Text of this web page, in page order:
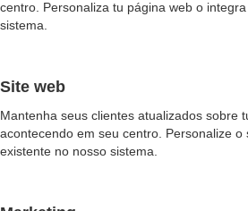
centro. Personaliza tu página web o
sistema.
Site web
Mantenha seus clientes atualizados sobre
acontecendo em seu centro. Personalize o
existente no nosso sistema.